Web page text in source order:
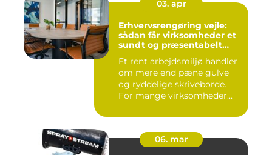
03. apr
Erhvervsrengøring vejle:
sådan får virksomheder et
sundt og præsentabelt
Et rent arbejdsmiljø handler
om mere end pæne gulve
og ryddelige skriveborde.
For mange virksomheder...
06. mar